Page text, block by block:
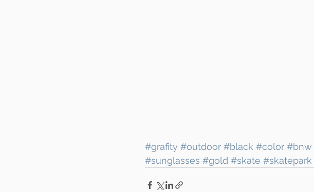
#grafity #outdoor #black #color #bnw
#sunglasses #gold #skate #skatepark